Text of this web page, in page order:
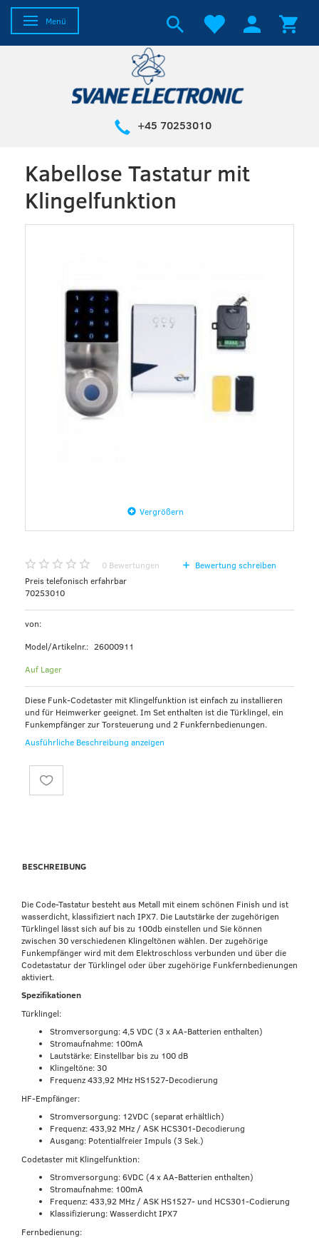
Anzeige ändern
Menü
+45 70253010
Kabellose Tastatur mit
Klingelfunktion
Vergrößern
0 Bewertungen
Bewertung schreiben
Preis telefonisch erfahrbar
70253010
von:
Model/Artikelnr.: 26000911
Auf Lager
Diese Funk-Codetaster mit Klingelfunktion ist einfach zu installieren
und für Heimwerker geeignet. Im Set enthalten ist die Türklingel, ein
Funkempfänger zur Torsteuerung und 2 Funkfernbedienungen.
Ausführliche Beschreibung anzeigen
BESCHREIBUNG
Die Code-Tastatur besteht aus Metall mit einem schönen Finish und ist
wasserdicht, klassifiziert nach IPX7. Die Lautstärke der zugehörigen
Türklingel lässt sich auf bis zu 100db einstellen und Sie können
zwischen 30 verschiedenen Klingeltönen wählen. Der zugehörige
Funkempfänger wird mit dem Elektroschloss verbunden und über die
Codetastatur der Türklingel oder über zugehörige Funkfernbedienungen
aktiviert.
Spezifikationen
Türklingel:
Stromversorgung: 4,5 VDC (3 x AA-Batterien enthalten)
Stromaufnahme: 100mA
Lautstärke: Einstellbar bis zu 100 dB
Klingeltöne: 30
Frequenz 433,92 MHz HS1527-Decodierung
HF-Empfänger:
Stromversorgung: 12VDC (separat erhältlich)
Frequenz: 433,92 MHz / ASK HCS301-Decodierung
Ausgang: Potentialfreier Impuls (3 Sek.)
Codetaster mit Klingelfunktion:
Stromversorgung: 6VDC (4 x AA-Batterien enthalten)
Stromaufnahme: 100mA
Frequenz: 433,92 MHz / ASK HS1527- und HCS301-Codierung
Klassifizierung: Wasserdicht IPX7
Fernbedienung: